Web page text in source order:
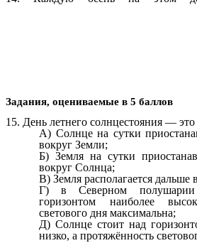
Задания, оцениваемые в 5 баллов
15. День летнего солнцестояния — это
А) Солнце на сутки
вокруг Земли;
Б) Земля на сутки
вокруг Солнца;
В) Земля располагается дальше
Г) в Северном
горизонтом наиболее
светового дня максимальна;
Д) Солнце стоит над
низко, а протяжённость